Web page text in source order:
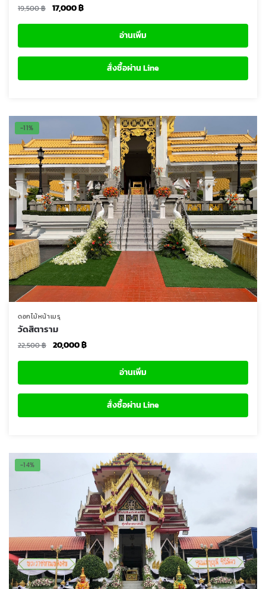
19,500฿
Original
19,500 ฿.
17,000฿Current
17,000 ฿.
อ่านเพิ่ม
สั่งซื้อผ่าน Line
-11%
ดอกไม้หน้าเมรุ
วัดสิตาราม
22,500฿
Original
22,500 ฿.
20,000฿Current
20,000 ฿.
อ่านเพิ่ม
สั่งซื้อผ่าน Line
-14%